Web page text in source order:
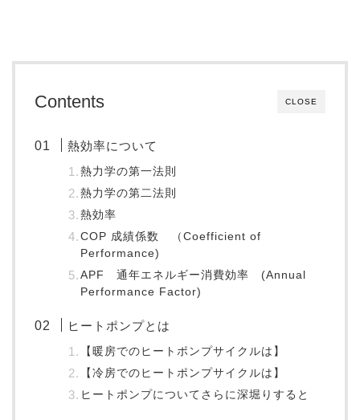
CLOSE
Contents
熱効率について
熱力学の第一法則
熱力学の第二法則
熱効率
COP 成績係数 （Coefficient of
Performance)
APF 通年エネルギー消費効率 (Annual
Performance Factor)
ヒートポンプとは
【暖房でのヒートポンプサイクルは】
【冷房でのヒートポンプサイクルは】
ヒートポンプについてさらに深堀りすると